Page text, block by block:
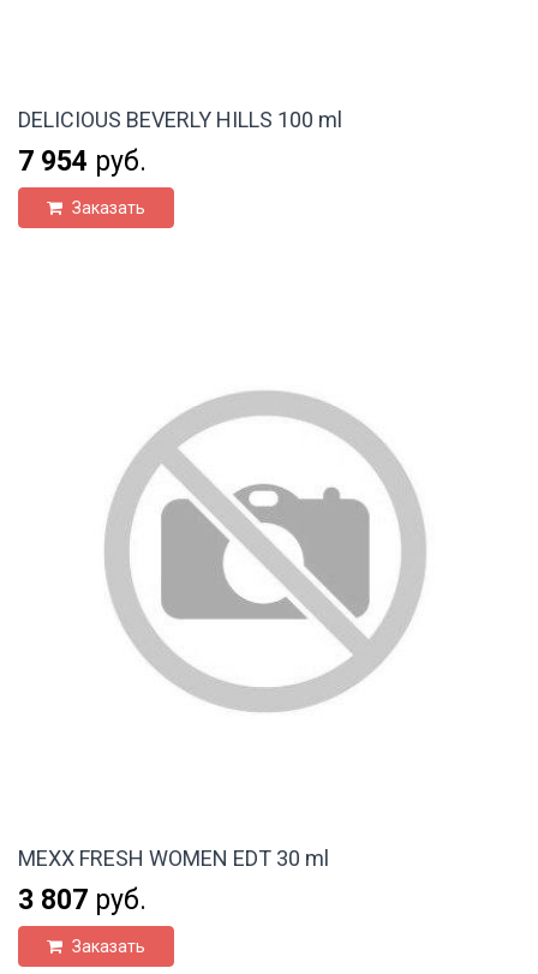
DELICIOUS BEVERLY HILLS 100 ml
7 954 руб.
Заказать
MEXX FRESH WOMEN EDT 30 ml
3 807 руб.
Заказать